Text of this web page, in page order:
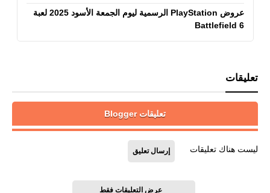
عروض PlayStation الرسمية ليوم الجمعة الأسود 2025 لعبة
Battlefield 6
تعليقات
تعليقات Blogger
ليست هناك تعليقات إرسال تعليق
عرض التعليقات فقط